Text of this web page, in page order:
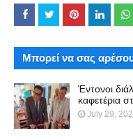
Μπορεί να σας
Έντονοι
καφετέρια
July 29,